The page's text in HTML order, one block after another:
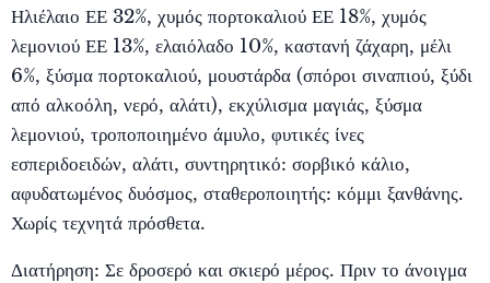
Ηλιέλαιο ΕΕ 32%, χυμός πορτοκαλιού ΕΕ 18%, χυμός
λεμονιού ΕΕ 13%, ελαιόλαδο 10%, καστανή ζάχαρη, μέλι
6%, ξύσμα πορτοκαλιού, μουστάρδα (σπόροι σιναπιού, ξύδι
από αλκοόλη, νερό, αλάτι), εκχύλισμα μαγιάς, ξύσμα
λεμονιού, τροποποιημένο άμυλο, φυτικές ίνες
εσπεριδοειδών, αλάτι, συντηρητικό: σορβικό κάλιο,
αφυδατωμένος δυόσμος, σταθεροποιητής: κόμμι ξανθάνης.
Χωρίς τεχνητά πρόσθετα.
Διατήρηση: Σε δροσερό και σκιερό μέρος. Πριν το άνοιγμα